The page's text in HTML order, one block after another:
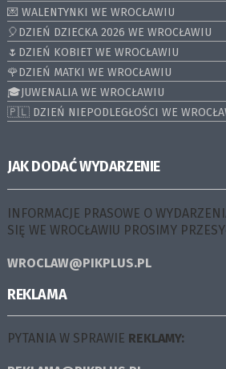
💌 WALENTYNKI WE WROCŁAWIU
🎈DZIEŃ DZIECKA 2026 WE WROCŁAWIU
🌷DZIEŃ KOBIET WE WROCŁAWIU
🌹DZIEŃ MATKI WE WROCŁAWIU
🎓JUWENALIA WE WROCŁAWIU
🇵🇱 DZIEŃ NIEPODLEGŁOŚCI WE
JAK DODAĆ WYDARZENIE
INFORMACJE PRASOWE O
SIĘ WE WROCŁAWIU PROSIMY
WROCLAW@PIKPLUS.PL
REKLAMA
PYTANIA W SPRAWIE REKLAMY: